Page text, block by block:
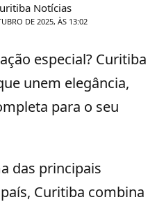
Notícias
DE 2025, ÀS 13:02
especial? Curitiba
unem elegância,
para o seu
das principais
Curitiba combina